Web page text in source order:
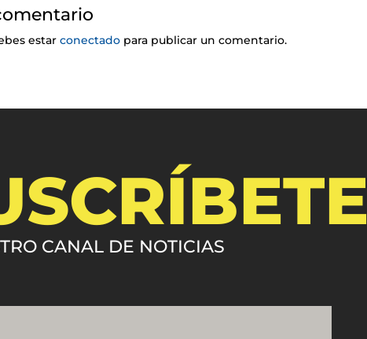
estarconectado para publicar un comentario.
CANAL DE NOTICIAS